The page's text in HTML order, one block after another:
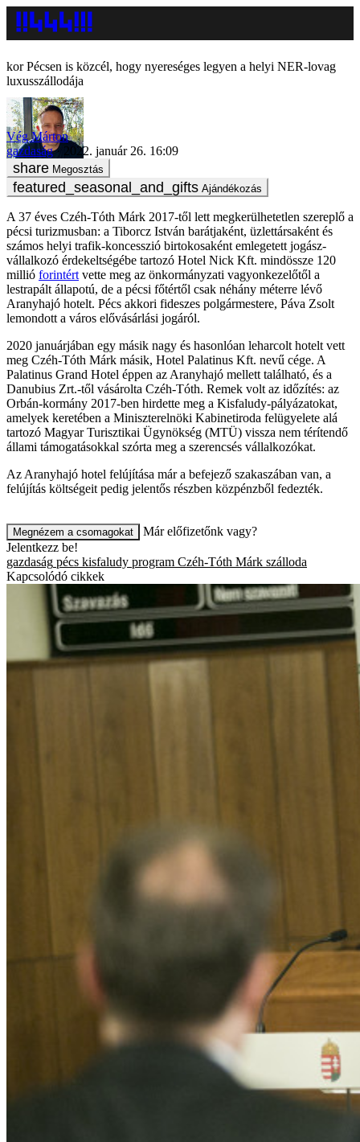
Pécsen is közcél, hogy nyereséges legyen a helyi NER-lovag
luxusszállodája
Vég Márton
gazdaság
2022. január 26. 16:09
Megosztás
Ajándékozás
A 37 éves Czéh-Tóth Márk 2017-től lett megkerülhetetlen szereplő a
pécsi turizmusban: a Tiborcz István barátjaként, üzlettársaként és
számos helyi trafik-koncesszió birtokosaként emlegetett jogász-
vállalkozó érdekeltségébe tartozó Hotel Nick Kft. mindössze 120
millió forintért vette meg az önkormányzati vagyonkezelőtől a
lestrapált állapotú, de a pécsi főtértől csak néhány méterre lévő
Aranyhajó hotelt. Pécs akkori fideszes polgármestere, Páva Zsolt
lemondott a város elővásárlási jogáról.
2020 januárjában egy másik nagy és hasonlóan leharcolt hotelt vett
meg Czéh-Tóth Márk másik, Hotel Palatinus Kft. nevű cége. A
Palatinus Grand Hotel éppen az Aranyhajó mellett található, és a
Danubius Zrt.-től vásárolta Czéh-Tóth. Remek volt az időzítés: az
Orbán-kormány 2017-ben hirdette meg a Kisfaludy-pályázatokat,
amelyek keretében a Miniszterelnöki Kabinetiroda felügyelete alá
tartozó Magyar Turisztikai Ügynökség (MTÜ) vissza nem térítendő
állami támogatásokkal szórta meg a szerencsés vállalkozókat.
Az Aranyhajó hotel felújítása már a befejező szakaszában van, a
felújítás költségeit pedig jelentős részben közpénzből fedezték.
Megnézem a csomagokat
Már előfizetőnk vagy?
Jelentkezz be!
gazdaság pécs kisfaludy program Czéh-Tóth Márk szálloda
Kapcsolódó cikkek